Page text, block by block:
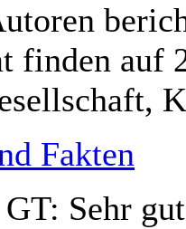
finden auf
Fakten
GT: Sehr